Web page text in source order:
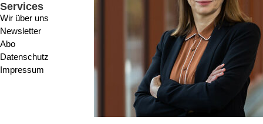
Services
Wir über uns
Newsletter
Abo
Datenschutz
Impressum